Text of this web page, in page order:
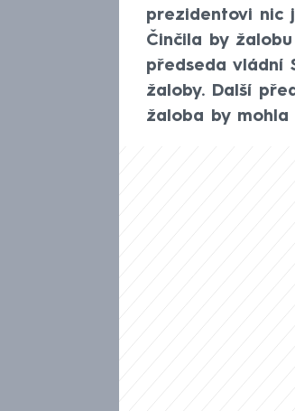
prezidentovi nic
Činčila by
předseda vládní
žaloby. Další
žaloba by mohla